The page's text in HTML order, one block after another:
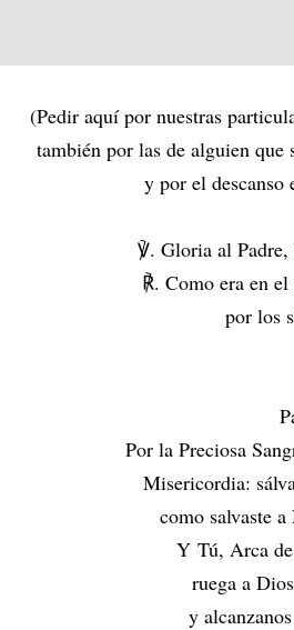
(Pedir aquí por nuestras
también por las de alguien que
y por el descanso
℣. Gloria al
℟. Como era en
por los
Por la Preciosa
Misericordia:
como salvaste
Y Tú, Arca
ruega a
y